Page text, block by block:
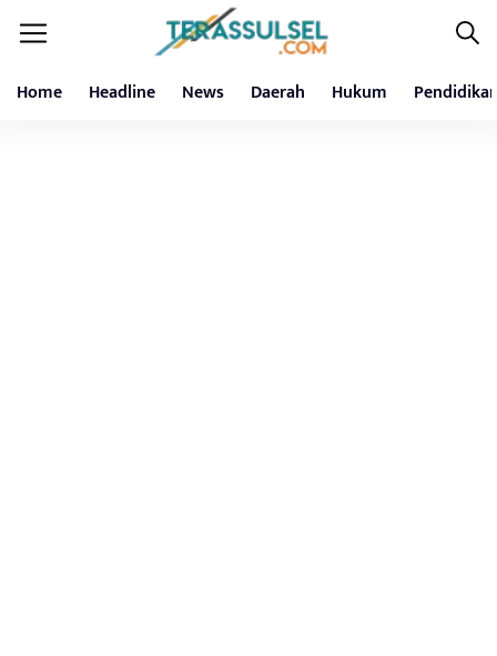
Home Headline News Daerah Hukum